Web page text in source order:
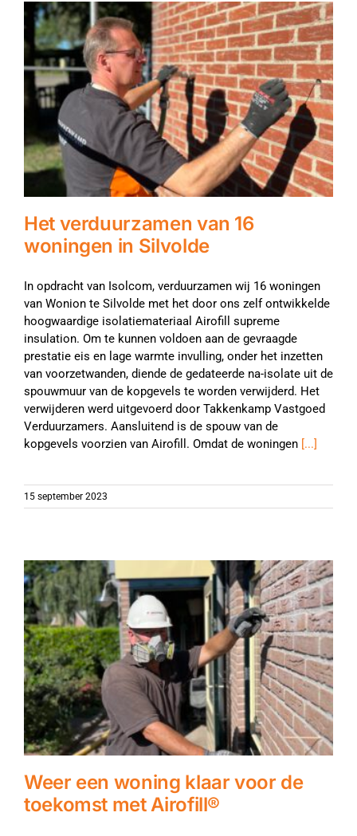
Het verduurzamen van 16
woningen in Silvolde
In opdracht van Isolcom, verduurzamen wij 16 woningen
van Wonion te Silvolde met het door ons zelf ontwikkelde
hoogwaardige isolatiemateriaal Airofill supreme
insulation. Om te kunnen voldoen aan de gevraagde
prestatie eis en lage warmte invulling, onder het inzetten
van voorzetwanden, diende de gedateerde na-isolate uit de
spouwmuur van de kopgevels te worden verwijderd. Het
verwijderen werd uitgevoerd door Takkenkamp Vastgoed
Verduurzamers. Aansluitend is de spouw van de
kopgevels voorzien van Airofill. Omdat de woningen [...]
15 september 2023
Weer een woning klaar voor de
toekomst met Airofill®